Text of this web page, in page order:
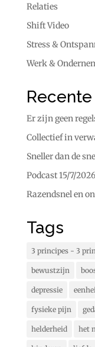
Relaties
Shift Video
Stress &
Werk &
Er zijn geen
Collectief in
Sneller dan de
Podcast 15/7/
Razendsnel en
Tags
3 principes - 3
bewustzijn
depressie
fysieke pijn
helderheid het